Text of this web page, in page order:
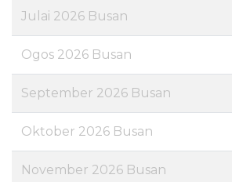
Julai 2026 Busan
Ogos 2026 Busan
September 2026 Busan
Oktober 2026 Busan
November 2026 Busan